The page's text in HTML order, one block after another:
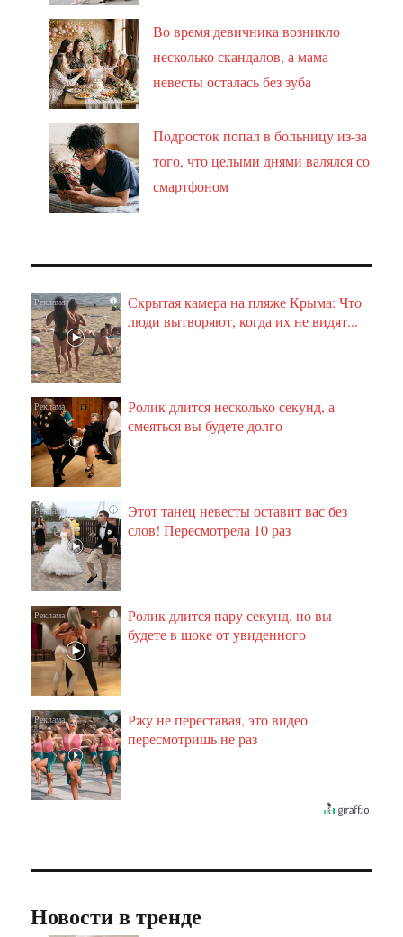
Во время девичника возникло
несколько скандалов, а мама
невесты осталась без зуба
Подросток попал в больницу из-за
того, что целыми днями валялся со
смартфоном
i
Скрытая камера на пляже Крыма: Что
люди вытворяют, когда их не видят...
i
Ролик длится несколько секунд, а
смеяться вы будете долго
i
Этот танец невесты оставит вас без
слов! Пересмотрела 10 раз
i
Ролик длится пару секунд, но вы
будете в шоке от увиденного
i
Ржу не переставая, это видео
пересмотришь не раз
Новости в тренде